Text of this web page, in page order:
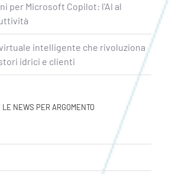
per Microsoft Copilot: l’AI al
intelligente che rivoluziona
idrici e clienti
LE NEWS PER ARGOMENTO